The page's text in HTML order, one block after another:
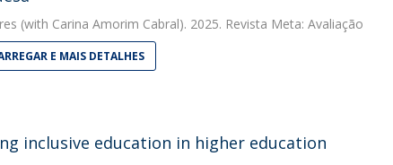
(with Carina Amorim Cabral). 2025. Revista Meta: Avaliação
E MAIS DETALHES
inclusive education in higher education